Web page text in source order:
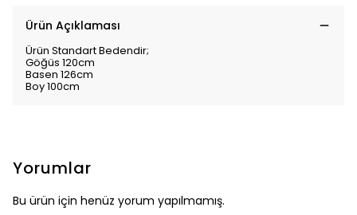
Ürün Açıklaması
Ürün Standart Bedendir;
Göğüs 120cm
Basen 126cm
Boy 100cm
Yorumlar
Bu ürün için henüz yorum yapılmamış.